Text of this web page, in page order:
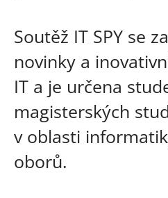
Soutěž IT SPY se
novinky a
IT a je určena
magisterských
v oblasti
oborů.